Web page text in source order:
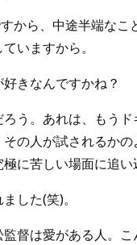
から、中途半端なこ
いますから。
きなんですかね？
ろう。あれは、もう
の人が試されるか
に苦しい場面に追い
した(笑)。
監督は愛がある人。